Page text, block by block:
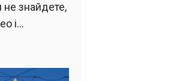
знайдете,
і…